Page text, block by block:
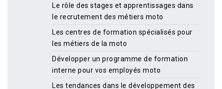
Le rôle des stages et apprentissages dans
le recrutement des métiers moto
Les centres de formation spécialisés pour
les métiers de la moto
Développer un programme de formation
interne pour vos employés moto
Les tendances dans le développement des